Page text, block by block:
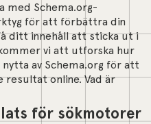
med Schema.org-
för att förbättra din
ditt innehåll att sticka ut i
vi att utforska hur
av Schema.org för att
resultat online. Vad är
för sökmotorer